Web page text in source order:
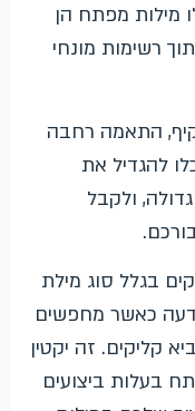
מילות מפתח הן
רשימות מונחי
התאמה רחבה
להגדיל את
ולקבל
בגלל סוג מילת
כאשר מחפשים
קליקים. זה יקטין
בעלות ביצועים